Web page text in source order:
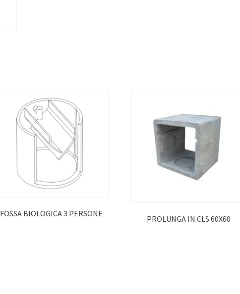
FOSSA BIOLOGICA 3 PERSONE
PROLUNGA IN CLS 60X60